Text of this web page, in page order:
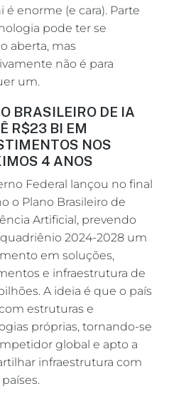
é enorme (e cara). Parte
pode ter se
aberta, mas
não é para
um.
BRASILEIRO DE IA
R$23 BI EM
NOS
4 ANOS
Federal lançou no final
o Plano Brasileiro de
Artificial, prevendo
2024-2028 um
em soluções,
e infraestrutura de
A ideia é que o país
estruturas e
próprias, tornando-se
global e apto a
infraestrutura com